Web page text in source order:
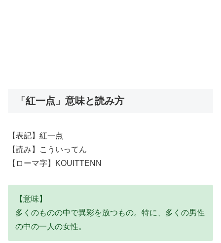
「紅一点」意味と読み方
【表記】紅一点
【読み】こういってん
【ローマ字】KOUITTENN
【意味】
多くのものの中で異彩を放つもの。特に、多くの男性
の中の一人の女性。